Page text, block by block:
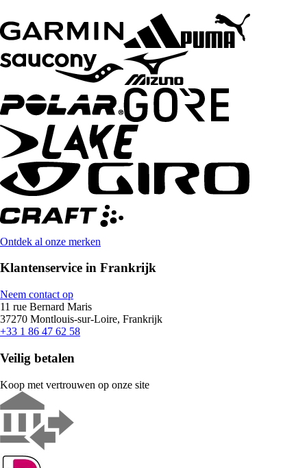
Ontdek al onze merken
Klantenservice in Frankrijk
Neem contact op
11 rue Bernard Maris
37270 Montlouis-sur-Loire, Frankrijk
+33 1 86 47 62 58
Veilig betalen
Koop met vertrouwen op onze site